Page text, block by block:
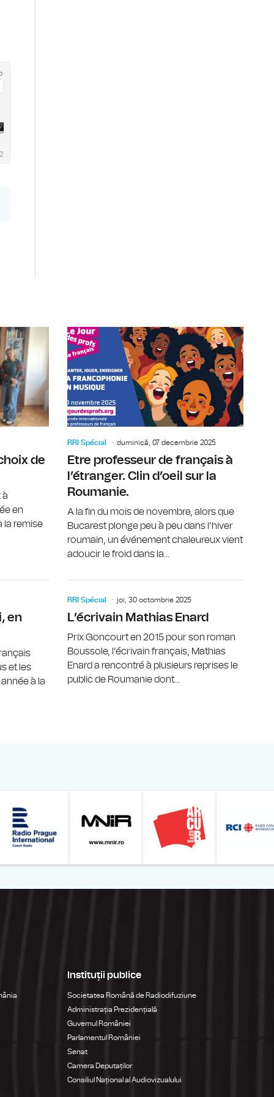
la pauvreté en Roumanie
Marché de Noël franco-roumain à Bucarest
de
à
en
la remise
Le Prix
RRI Spécial duminică, 07 decembrie 2025
Etre professeur de français à
l’étranger. Clin d’oeil sur la
Roumanie.
A la fin du mois de novembre, alors que
Bucarest plonge peu à peu dans l’hiver
roumain, un événement chaleureux vient
adoucir le froid dans la...
en
et les
à la
RRI Spécial joi, 30 octombrie 2025
L’écrivain Mathias Enard
Prix Goncourt en 2015 pour son roman
Boussole, l’écrivain français, Mathias
Enard a rencontré à plusieurs reprises le
public de Roumanie dont...
România – Bucureşti
Instituții publice
Societatea Română de Radiodifuziune
Administrația Prezidențială
Guvernul României
Parlamentul României
Senat
Camera Deputaților
Consiliul Național al Audiovizualului